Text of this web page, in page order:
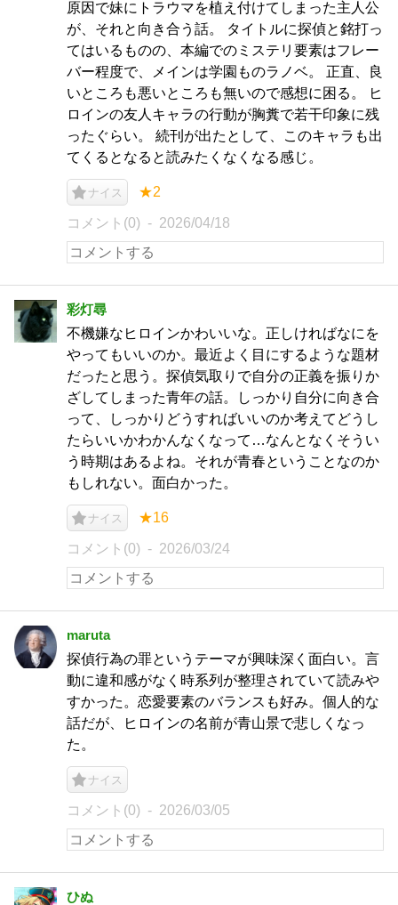
原因で妹にトラウマを植え付けてしまった主人公
が、それと向き合う話。 タイトルに探偵と銘打っ
てはいるものの、本編でのミステリ要素はフレー
バー程度で、メインは学園ものラノベ。 正直、良
いところも悪いところも無いので感想に困る。 ヒ
ロインの友人キャラの行動が胸糞で若干印象に残
ったぐらい。 続刊が出たとして、このキャラも出
てくるとなると読みたくなくなる感じ。
ナイス ★2
コメント(0) 2026/04/18
彩灯尋
不機嫌なヒロインかわいいな。正しければなにを
やってもいいのか。最近よく目にするような題材
だったと思う。探偵気取りで自分の正義を振りか
ざしてしまった青年の話。しっかり自分に向き合
って、しっかりどうすればいいのか考えてどうし
たらいいかわかんなくなって…なんとなくそうい
う時期はあるよね。それが青春ということなのか
もしれない。面白かった。
ナイス ★16
コメント(0) 2026/03/24
maruta
探偵行為の罪というテーマが興味深く面白い。言
動に違和感がなく時系列が整理されていて読みや
すかった。恋愛要素のバランスも好み。個人的な
話だが、ヒロインの名前が青山景で悲しくなっ
た。
ナイス
コメント(0) 2026/03/05
ひぬ